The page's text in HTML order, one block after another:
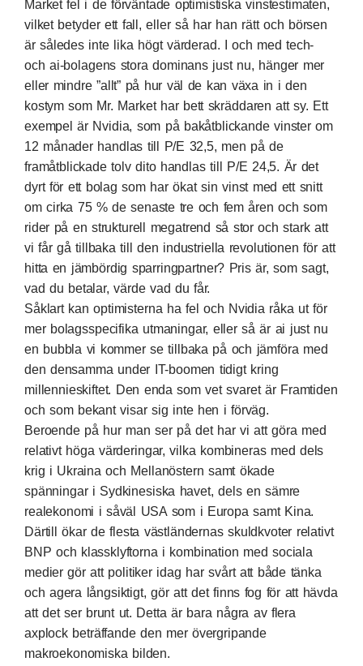
Market fel i de förväntade optimistiska vinstestimaten,
vilket betyder ett fall, eller så har han rätt och börsen
är således inte lika högt värderad. I och med tech-
och ai-bolagens stora dominans just nu, hänger mer
eller mindre ”allt” på hur väl de kan växa in i den
kostym som Mr. Market har bett skräddaren att sy. Ett
exempel är Nvidia, som på bakåtblickande vinster om
12 månader handlas till P/E 32,5, men på de
framåtblickade tolv dito handlas till P/E 24,5. Är det
dyrt för ett bolag som har ökat sin vinst med ett snitt
om cirka 75 % de senaste tre och fem åren och som
rider på en strukturell megatrend så stor och stark att
vi får gå tillbaka till den industriella revolutionen för att
hitta en jämbördig sparringpartner? Pris är, som sagt,
vad du betalar, värde vad du får.
Såklart kan optimisterna ha fel och Nvidia råka ut för
mer bolagsspecifika utmaningar, eller så är ai just nu
en bubbla vi kommer se tillbaka på och jämföra med
den densamma under IT-boomen tidigt kring
millennieskiftet. Den enda som vet svaret är Framtiden
och som bekant visar sig inte hen i förväg.
Beroende på hur man ser på det har vi att göra med
relativt höga värderingar, vilka kombineras med dels
krig i Ukraina och Mellanöstern samt ökade
spänningar i Sydkinesiska havet, dels en sämre
realekonomi i såväl USA som i Europa samt Kina.
Därtill ökar de flesta västländernas skuldkvoter relativt
BNP och klassklyftorna i kombination med sociala
medier gör att politiker idag har svårt att både tänka
och agera långsiktigt, gör att det finns fog för att hävda
att det ser brunt ut. Detta är bara några av flera
axplock beträffande den mer övergripande
makroekonomiska bilden.